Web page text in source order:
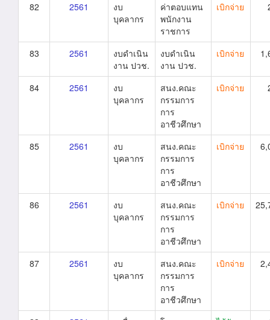
82 2561
งบ
บุคลากร
ค่าตอบแทน
พนักงาน
ราชการ
เบิกจ่าย
83 2561
งบดำเนิน
งาน ปวช.
งบดำเนิน
งาน ปวช.
เบิกจ่าย
84 2561
งบ
บุคลากร
สนง.คณะ
กรรมการ
การ
อาชีวศึกษา
เบิกจ่าย
85 2561
งบ
บุคลากร
สนง.คณะ
กรรมการ
การ
อาชีวศึกษา
เบิกจ่าย
86 2561
งบ
บุคลากร
สนง.คณะ
กรรมการ
การ
อาชีวศึกษา
เบิกจ่าย
87 2561
งบ
บุคลากร
สนง.คณะ
กรรมการ
การ
อาชีวศึกษา
เบิกจ่าย